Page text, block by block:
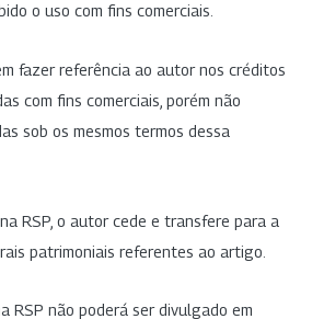
o uso com fins comerciais.
fazer referência ao autor nos créditos
com fins comerciais, porém não
sob os mesmos termos dessa
RSP, o autor cede e transfere para a
patrimoniais referentes ao artigo.
RSP não poderá ser divulgado em